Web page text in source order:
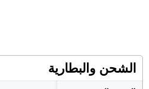
الشحن والبطارية